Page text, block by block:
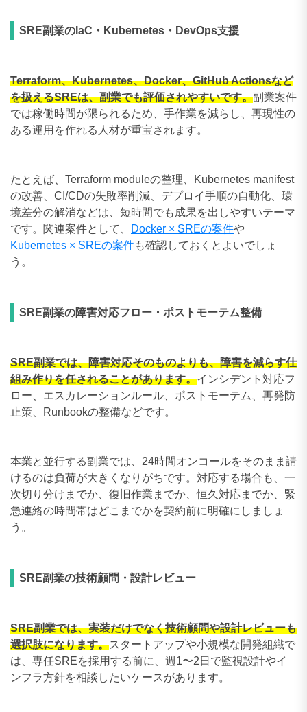
SRE副業のIaC・Kubernetes・DevOps支援
Terraform、Kubernetes、Docker、GitHub Actionsなど
を扱えるSREは、副業でも評価されやすいです。副業案件
では稼働時間が限られるため、手作業を減らし、再現性の
ある運用を作れる人材が重宝されます。
たとえば、Terraform moduleの整理、Kubernetes manifest
の改善、CI/CDの失敗率削減、デプロイ手順の自動化、環
境差分の解消などは、短時間でも成果を出しやすいテーマ
です。関連案件として、
Docker × SREの案件や
Kubernetes × SREの案件も確認しておくとよいでしょ
う。
SRE副業の障害対応フロー・ポストモーテム整備
SRE副業では、障害対応そのものよりも、障害を減らす仕
組み作りを任されることがあります。インシデント対応フ
ロー、エスカレーションルール、ポストモーテム、再発防
止策、Runbookの整備などです。
本業と並行する副業では、24時間オンコールをそのまま請
けるのは負荷が大きくなりがちです。対応する場合も、一
次切り分けまでか、復旧作業までか、恒久対応までか、緊
急連絡の時間帯はどこまでかを契約前に明確にしましょ
う。
SRE副業の技術顧問・設計レビュー
SRE副業では、実装だけでなく技術顧問や設計レビューも
選択肢になります。スタートアップや小規模な開発組織で
は、専任SREを採用する前に、週1〜2日で監視設計やイ
ンフラ方針を相談したいケースがあります。